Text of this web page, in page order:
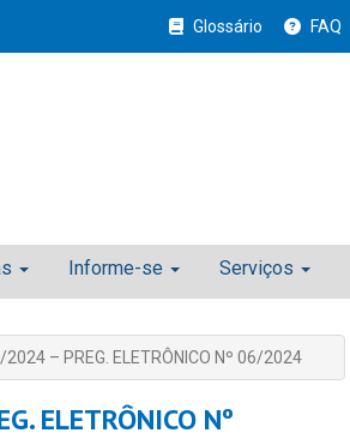
Glossário FAQ
Informe-se Serviços
– PREG. ELETRÔNICO Nº 06/2024
ELETRÔNICO Nº